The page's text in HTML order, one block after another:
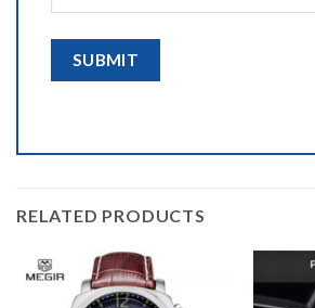
RELATED PRODUCTS